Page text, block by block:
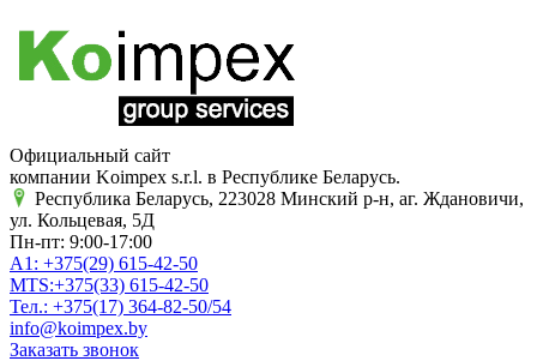
Официальный сайт
компании Koimpex s.r.l. в Республике Беларусь.
Республика Беларусь, 223028 Минский р-н, аг. Ждановичи,
ул. Кольцевая, 5Д
Пн-пт: 9:00-17:00
A1: +375(29) 615-42-50
MTS:+375(33) 615-42-50
Тел.: +375(17) 364-82-50/54
info@koimpex.by
Заказать звонок